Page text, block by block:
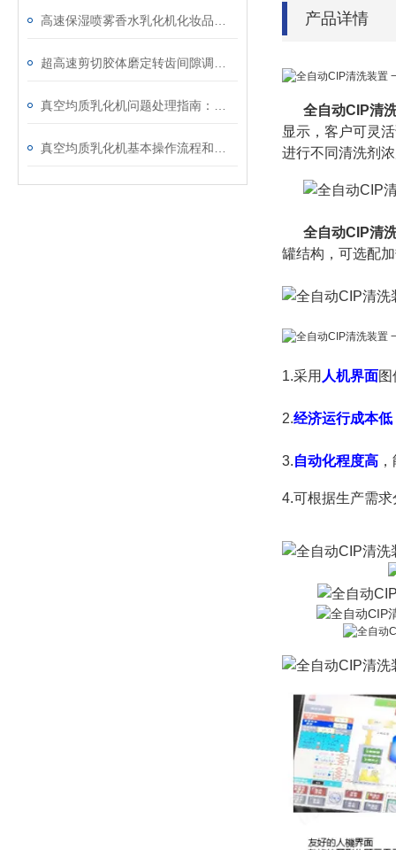
产品详情
全自动CIP清
显示，客户可灵
进行不同清洗剂
全自动CIP清
罐结构，可选配
1.采用 人机界面
2.经济运行成本低
3.自动化程度高
4.可根据生产需